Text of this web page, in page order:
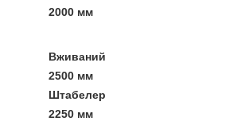
2000 мм
Вживаний
2500 мм
Штабелер
2250 мм